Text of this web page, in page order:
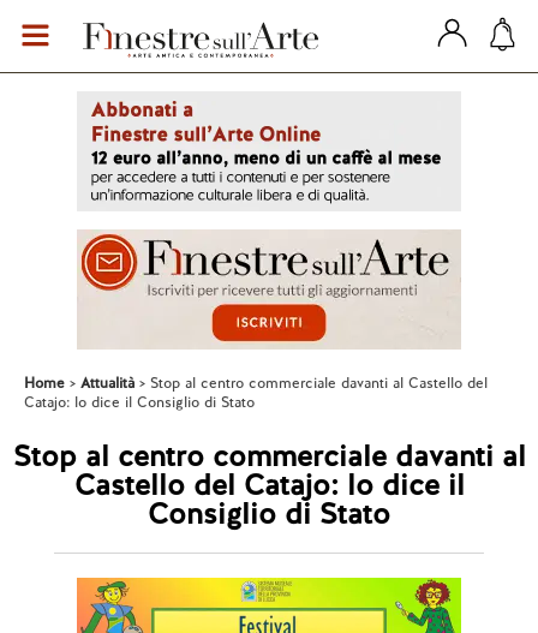
Home Attualità
Stop al centro commerciale davanti al Castello del
Catajo: lo dice il Consiglio di Stato
Stop al centro commerciale davanti al
Castello del Catajo: lo dice il
Consiglio di Stato